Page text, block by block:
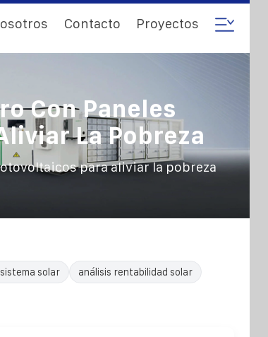
Contacto Proyectos
Con Paneles
La Pobreza
para aliviar la pobreza
solar
análisis rentabilidad solar